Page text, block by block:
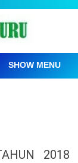
SHOW MENU
2018